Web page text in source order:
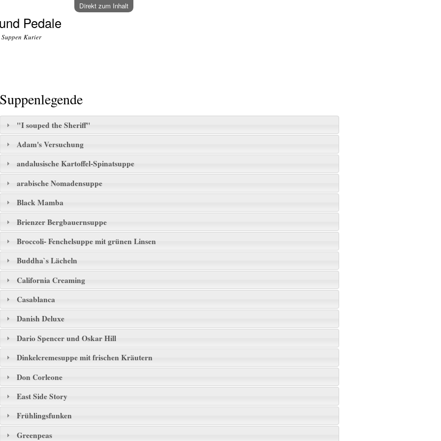
Direkt zum Inhalt
Pedale
Kurier
Suppenlegende
"I souped the Sheriff"
Adam's Versuchung
andalusische Kartoffel-Spinatsuppe
arabische Nomadensuppe
Black Mamba
Brienzer Bergbauernsuppe
Broccoli- Fenchelsuppe mit grünen Linsen
Buddha`s Lächeln
California Creaming
Casablanca
Danish Deluxe
Dario Spencer und Oskar Hill
Dinkelcremesuppe mit frischen Kräutern
Don Corleone
East Side Story
Frühlingsfunken
Greenpeas